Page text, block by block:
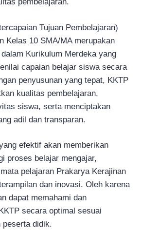
Tujuan Pembelajaran)
Kelas 10 SMA/MA merupakan
Kurikulum Merdeka yang
capaian belajar siswa secara
penyusunan yang tepat, KKTP
kualitas pembelajaran,
siswa, serta menciptakan
adil dan transparan.
efektif akan memberikan
proses belajar mengajar,
pelajaran Prakarya Kerajinan
dan inovasi. Oleh karena
dapat memahami dan
secara optimal sesuai
peserta didik.